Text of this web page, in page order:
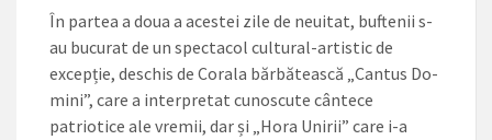
În partea a doua a acestei zile de neuitat, buftenii s-
au bu­curat de un spectacol cultural-artistic de
excepție, deschis de Corala bărbătească „Cantus Do­
mini”, care a interpretat cunos­cute cântece
patriotice ale vre­mii, dar și „Hora Unirii” care i-a